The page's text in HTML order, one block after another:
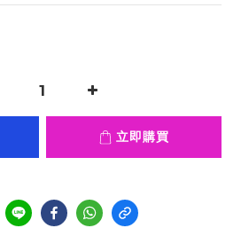
立即購買